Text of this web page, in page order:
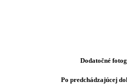
Dodatočné
Po predchádzajúcej